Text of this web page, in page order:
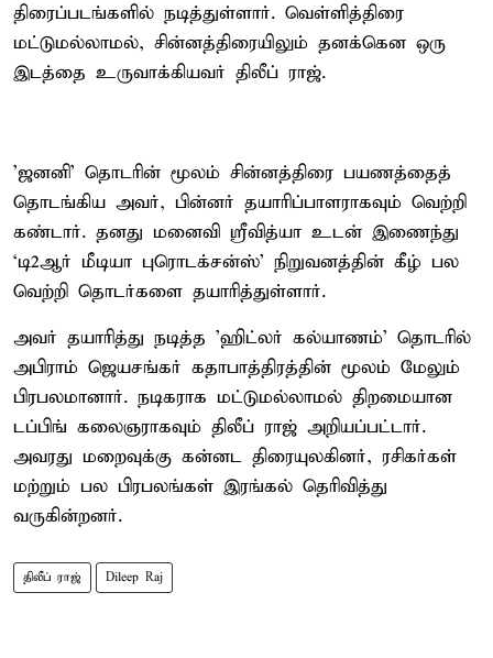
திரைப்படங்களில் நடித்துள்ளார். வெள்ளித்திரை
மட்டுமல்லாமல், சின்னத்திரையிலும் தனக்கென ஒரு
இடத்தை உருவாக்கியவர் திலீப் ராஜ்.
’ஜனனி’ தொடரின் மூலம் சின்னத்திரை பயணத்தைத்
தொடங்கிய அவர், பின்னர் தயாரிப்பாளராகவும் வெற்றி
கண்டார். தனது மனைவி ஸ்ரீவித்யா உடன் இணைந்து
‘டி2ஆர் மீடியா புரொடக்சன்ஸ்’ நிறுவனத்தின் கீழ் பல
வெற்றி தொடர்களை தயாரித்துள்ளார்.
அவர் தயாரித்து நடித்த ’ஹிட்லர் கல்யாணம்’ தொடரில்
அபிராம் ஜெயசங்கர் கதாபாத்திரத்தின் மூலம் மேலும்
பிரபலமானார். நடிகராக மட்டுமல்லாமல் திறமையான
டப்பிங் கலைஞராகவும் திலீப் ராஜ் அறியப்பட்டார்.
அவரது மறைவுக்கு கன்னட திரையுலகினர், ரசிகர்கள்
மற்றும் பல பிரபலங்கள் இரங்கல் தெரிவித்து
வருகின்றனர்.
திலீப் ராஜ் Dileep Raj